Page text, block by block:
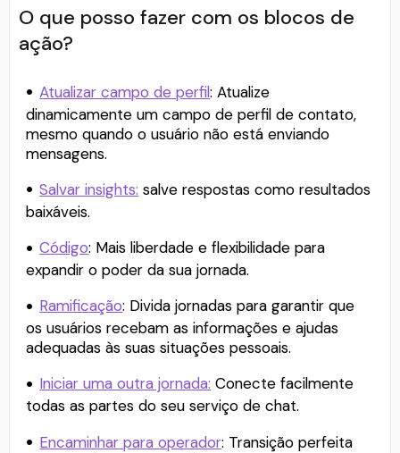
O que posso fazer com os blocos de
ação?
Atualizar campo de perfil: Atualize
dinamicamente um campo de perfil de contato,
mesmo quando o usuário não está enviando
mensagens.
Salvar insights: salve respostas como resultados
baixáveis.
Código: Mais liberdade e flexibilidade para
expandir o poder da sua jornada.
Ramificação: Divida jornadas para garantir que
os usuários recebam as informações e ajudas
adequadas às suas situações pessoais.
Iniciar uma outra jornada: Conecte facilmente
todas as partes do seu serviço de chat.
Encaminhar para operador: Transição perfeita